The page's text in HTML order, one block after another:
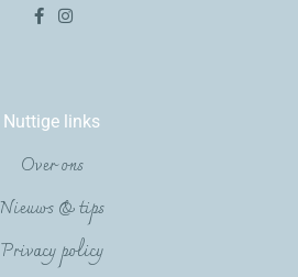
Nuttige links
Over ons
Nieuws & tips
Privacy policy